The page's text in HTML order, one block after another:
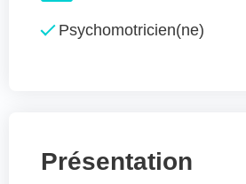
Psychomotricien(ne)
Présentation